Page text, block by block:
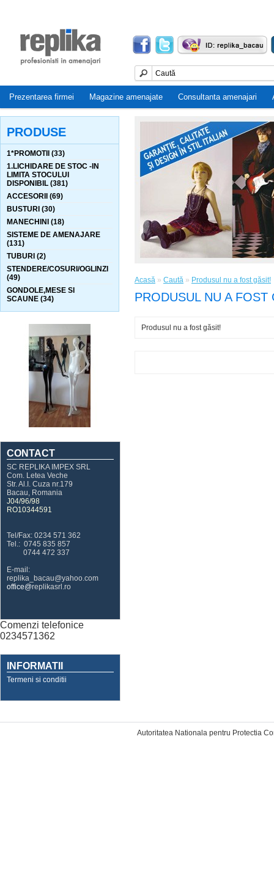
Prezentarea firmei Magazine amenajate Consultanta amenajari
PRODUSE
1*PROMOTII (33)
1.LICHIDARE DE STOC -IN
LIMITA STOCULUI
DISPONIBIL (381)
ACCESORII (69)
BUSTURI (30)
MANECHINI (18)
SISTEME DE AMENAJARE
(131)
TUBURI (2)
STENDERE/COSURI/OGLINZI
(49)
GONDOLE,MESE SI
SCAUNE (34)
CONTACT
SC REPLIKA IMPEX SRL
Com. Letea Veche
Str. Al.I. Cuza nr.179
Bacau, Romania
J04/96/98
RO10344591
Tel/Fax: 0234 571 362
Tel.: 0745 835 857
0744 472 337
E-mail:
replika_bacau@yahoo.com
office@replikasrl.ro
Comenzi telefonice
0234571362
INFORMATII
Termeni si conditii
Acasă » Caută » Produsul nu a fost găsit!
PRODUSUL NU A FOST
Produsul nu a fost găsit!
Autoritatea Nationala pentru Protectia